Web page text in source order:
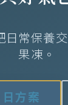
日常保養
果凍。
方案